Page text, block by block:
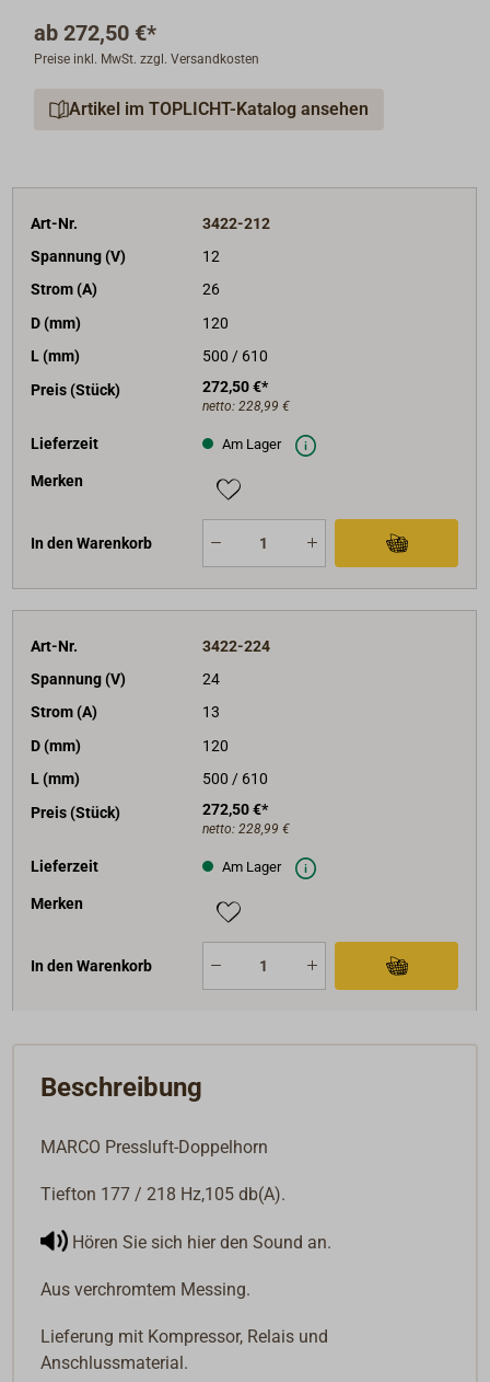
ab 272,50 €*
Preise inkl. MwSt. zzgl. Versandkosten
Artikel im TOPLICHT-Katalog ansehen
Art-Nr.
3422-212
Spannung (V)
12
Strom (A)
26
D (mm)
120
L (mm)
500 / 610
Preis (Stück)
272,50 €*
netto: 228,99 €
Lieferzeit Am Lager
Merken
In den Warenkorb
Art-Nr.
3422-224
Spannung (V)
24
Strom (A)
13
D (mm)
120
L (mm)
500 / 610
Preis (Stück)
272,50 €*
netto: 228,99 €
Lieferzeit Am Lager
Merken
In den Warenkorb
Beschreibung
MARCO Pressluft-Doppelhorn
Tiefton 177 / 218 Hz,105 db(A).
Hören Sie sich hier den Sound an.
Aus verchromtem Messing.
Lieferung mit Kompressor, Relais und
Anschlussmaterial.